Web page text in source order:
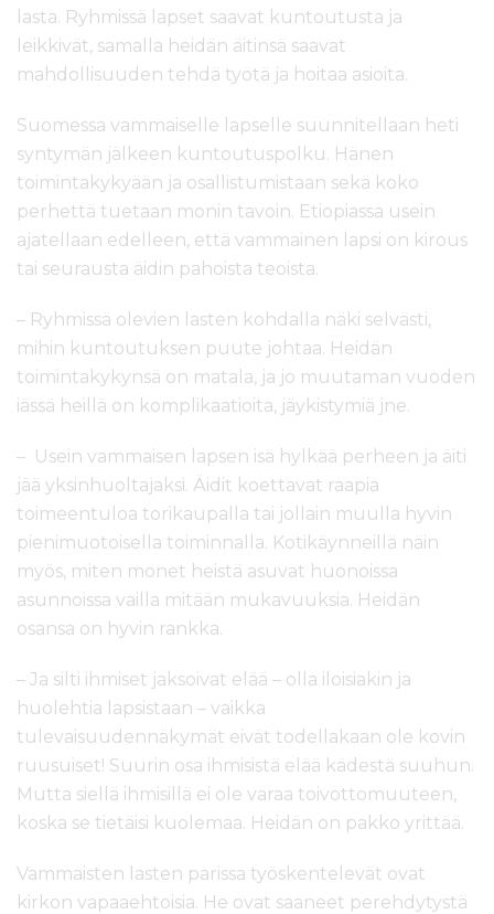
lasta. Ryhmissä lapset saavat kuntoutusta ja
leikkivät, samalla heidän äitinsä saavat
mahdollisuuden tehdä työtä ja hoitaa asioita.
Suomessa vammaiselle lapselle suunnitellaan heti
syntymän jälkeen kuntoutuspolku. Hänen
toimintakykyään ja osallistumistaan sekä koko
perhettä tuetaan monin tavoin. Etiopiassa usein
ajatellaan edelleen, että vammainen lapsi on kirous
tai seurausta äidin pahoista teoista.
– Ryhmissä olevien lasten kohdalla näki selvästi,
mihin kuntoutuksen puute johtaa. Heidän
toimintakykynsä on matala, ja jo muutaman vuoden
iässä heillä on komplikaatioita, jäykistymiä jne.
– Usein vammaisen lapsen isä hylkää perheen ja äiti
jää yksinhuoltajaksi. Äidit koettavat raapia
toimeentuloa torikaupalla tai jollain muulla hyvin
pienimuotoisella toiminnalla. Kotikäynneillä näin
myös, miten monet heistä asuvat huonoissa
asunnoissa vailla mitään mukavuuksia. Heidän
osansa on hyvin rankka.
– Ja silti ihmiset jaksoivat elää – olla iloisiakin ja
huolehtia lapsistaan – vaikka
tulevaisuudennäkymät eivät todellakaan ole kovin
ruusuiset! Suurin osa ihmisistä elää kädestä suuhun.
Mutta siellä ihmisillä ei ole varaa toivottomuuteen,
koska se tietäisi kuolemaa. Heidän on pakko yrittää.
Vammaisten lasten parissa työskentelevät ovat
kirkon vapaaehtoisia. He ovat saaneet perehdytystä